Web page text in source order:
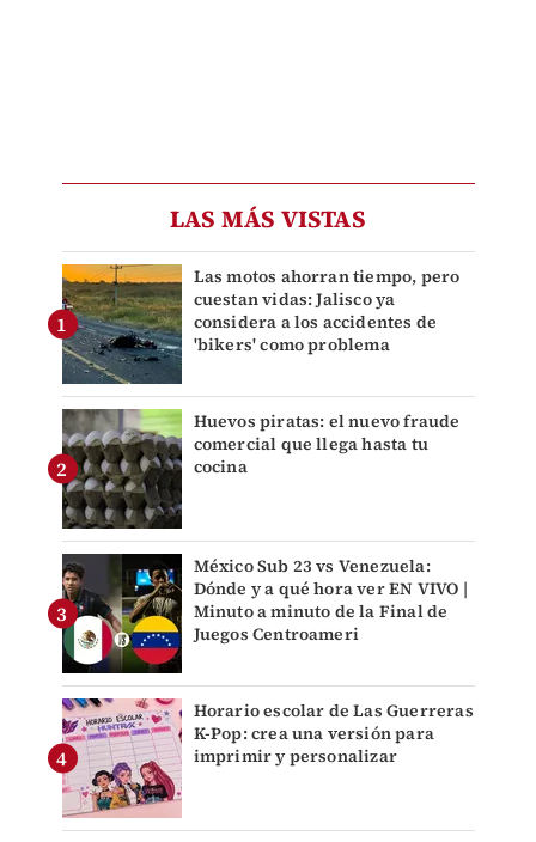
LAS MÁS VISTAS
Las motos ahorran tiempo, pero
cuestan vidas: Jalisco ya
considera a los accidentes de
'bikers' como problema
Huevos piratas: el nuevo fraude
comercial que llega hasta tu
cocina
México Sub 23 vs Venezuela:
Dónde y a qué hora ver EN VIVO |
Minuto a minuto de la Final de
Juegos Centroameri
Horario escolar de Las Guerreras
K-Pop: crea una versión para
imprimir y personalizar